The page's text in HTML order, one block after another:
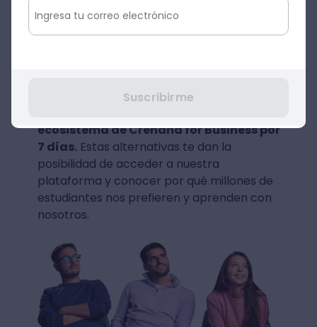
cursos gratis de Crehana.
. Asimismo, te damos la opción de
ecosistema de Crehana for Business por
7 días.Estas alternativas te dan la
posibilidad de acceder a nuestra
plataforma y conocer por qué millones de
estudiantes nos prefieren y aprenden con
nosotros.
Suscribirme